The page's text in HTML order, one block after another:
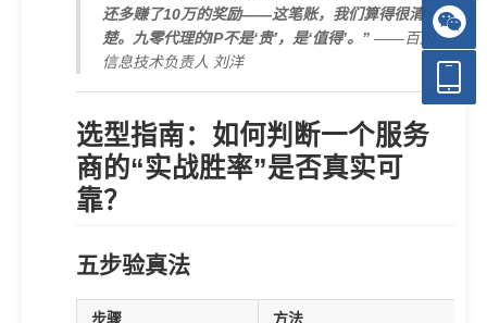
还多赚了10万的奖励——这笔账，我们算得很清
楚。九零代理的IP不是‘贵’，是‘值得’。” ——百川
信息技术负责人 刘洋
选型指南：如何判断一个服务
商的“实战胜率”是否真实可
靠？
五步验真法
步骤 方法